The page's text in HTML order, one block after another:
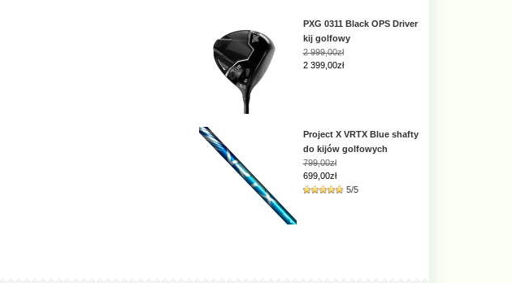
PXG 0311 Black OPS Driver
kij golfowy
2 999,00zł
2 399,00zł
Project X VRTX Blue shafty
do kijów golfowych
799,00zł
699,00zł
5/5